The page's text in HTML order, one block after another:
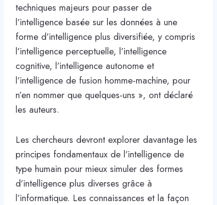
techniques majeurs pour passer de
l’intelligence basée sur les données à une
forme d’intelligence plus diversifiée, y compris
l’intelligence perceptuelle, l’intelligence
cognitive, l’intelligence autonome et
l’intelligence de fusion homme-machine, pour
n’en nommer que quelques-uns », ont déclaré
les auteurs.
Les chercheurs devront explorer davantage les
principes fondamentaux de l’intelligence de
type humain pour mieux simuler des formes
d’intelligence plus diverses grâce à
l’informatique. Les connaissances et la façon